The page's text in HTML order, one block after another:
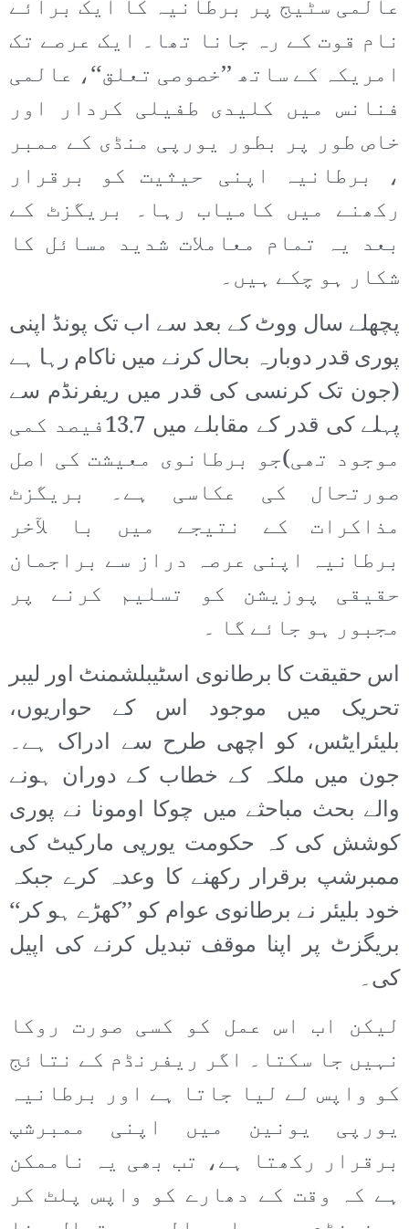
عالمی سٹیج پر برطانیہ کا ایک برائے
نام قوت کے رہ جانا تھا۔ ایک عرصے تک
امریکہ کے ساتھ ’’خصوصی تعلق‘‘، عالمی
فنانس میں کلیدی طفیلی کردار اور
خاص طور پر بطور یورپی منڈی کے ممبر
، برطانیہ اپنی حیثیت کو برقرار
رکھنے میں کامیاب رہا۔ بریگزٹ کے
بعد یہ تمام معاملات شدید مسائل کا
شکار ہو چکے ہیں۔
پچھلے سال ووٹ کے بعد سے اب تک پونڈ اپنی
پوری قدر دوبارہ بحال کرنے میں ناکام رہا ہے
(جون تک کرنسی کی قدر میں ریفرنڈم سے
پہلے کی قدر کے مقابلے میں 13.7فیصد کمی
موجود تھی)جو برطانوی معیشت کی اصل
صورتحال کی عکاسی ہے۔ بریگزٹ
مذاکرات کے نتیجے میں با لآخر
برطانیہ اپنی عرصہ دراز سے براجمان
حقیقی پوزیشن کو تسلیم کرنے پر
مجبور ہو جائے گا ۔
اس حقیقت کا برطانوی اسٹیبلشمنٹ اور لیبر
تحریک میں موجود اس کے حواریوں،
بلیئرایٹس، کو اچھی طرح سے ادراک ہے۔
جون میں ملکہ کے خطاب کے دوران ہونے
والے بحث مباحثے میں چوکا اومونا نے پوری
کوشش کی کہ حکومت یورپی مارکیٹ کی
ممبرشپ برقرار رکھنے کا وعدہ کرے جبکہ
خود بلیئر نے برطانوی عوام کو ’’کھڑے ہو کر‘‘
بریگزٹ پر اپنا موقف تبدیل کرنے کی اپیل
کی۔
لیکن اب اس عمل کو کسی صورت روکا
نہیں جا سکتا۔ اگر ریفرنڈم کے نتائج
کو واپس لے لیا جاتا ہے اور برطانیہ
یورپی یونین میں اپنی ممبرشپ
برقرار رکھتا ہے، تب بھی یہ ناممکن
ہے کہ وقت کے دھارے کو واپس پلٹ کر